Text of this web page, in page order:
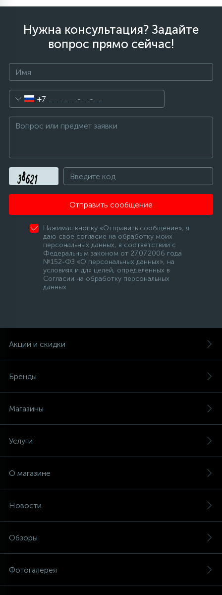
Нужна консультация? Задайте
вопрос прямо сейчас!
+7
Отправить сообщение
Нажимая кнопку «Отправить сообщение», я
даю свое согласие на обработку моих
персональных данных, в соответствии с
Федеральным законом от 27.07.2006 года
№152-ФЗ «О персональных данных», на
условиях и для целей, определенных в
Согласии на обработку персональных
данных
Акции и скидки
Бренды
Магазины
Услуги
О магазине
Новости
Обзоры
Фотогалерея